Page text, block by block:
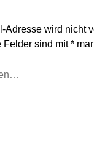
Adresse wird nicht
Felder sind mit*